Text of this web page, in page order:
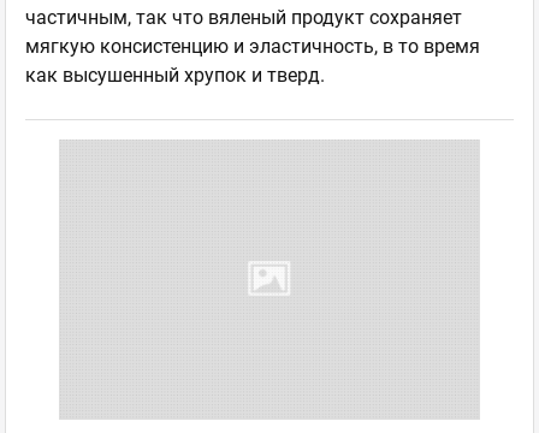
частичным, так что вяленый продукт сохраняет
мягкую консистенцию и эластичность, в то время
как высушенный хрупок и тверд.